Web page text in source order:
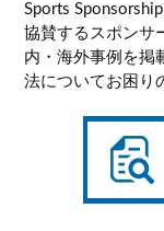
Sports
協賛するスポンサ
内・海外事例を掲
法についてお困り